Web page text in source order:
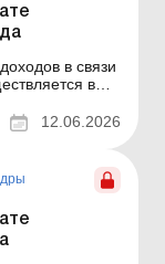
в связи
в
Порядком,
21.02.2001 №
12.06.2026